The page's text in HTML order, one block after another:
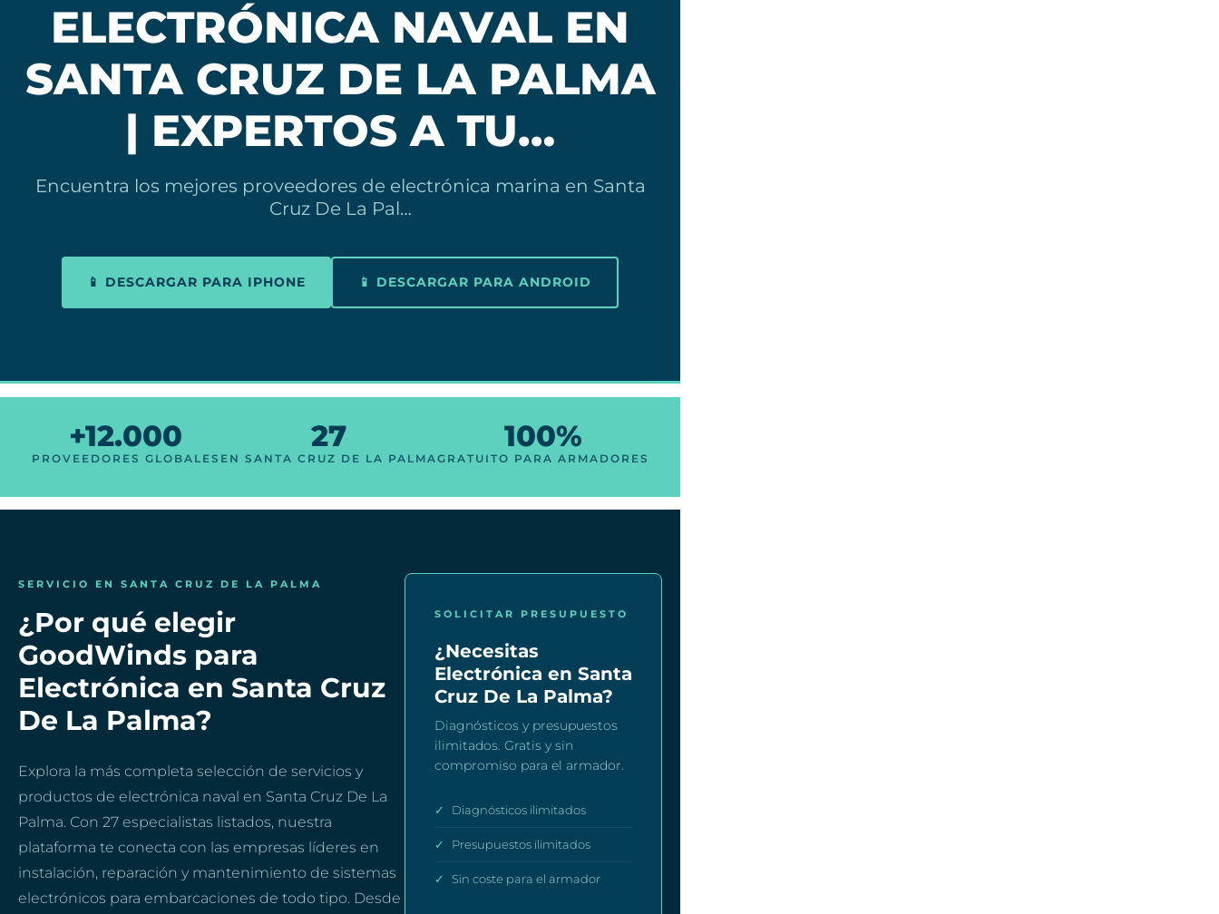
ELECTRÓNICA NAVAL EN
SANTA CRUZ DE LA PALMA
| EXPERTOS A TU…
Encuentra los mejores proveedores de electrónica marina en Santa
Cruz De La Pal…
📱 DESCARGAR PARA IPHONE 📱 DESCARGAR PARA ANDROID
+12.000
PROVEEDORES GLOBALES
27
EN SANTA CRUZ DE LA PALMA
100%
GRATUITO PARA ARMADORES
SERVICIO EN SANTA CRUZ DE LA PALMA
¿Por qué elegir
GoodWinds para
Electrónica en Santa Cruz
De La Palma?
Explora la más completa selección de servicios y
productos de electrónica naval en Santa Cruz De La
Palma. Con 27 especialistas listados, nuestra
plataforma te conecta con las empresas líderes en
instalación, reparación y mantenimiento de sistemas
electrónicos para embarcaciones de todo tipo. Desde
SOLICITAR PRESUPUESTO
¿Necesitas
Electrónica en Santa
Cruz De La Palma?
Diagnósticos y presupuestos
ilimitados. Gratis y sin
compromiso para el armador.
✓ Diagnósticos ilimitados
✓ Presupuestos ilimitados
✓ Sin coste para el armador